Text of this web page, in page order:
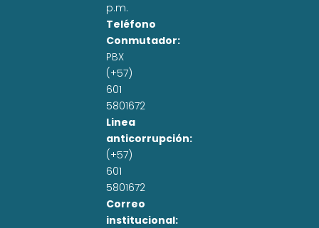
p.m.
Teléfono
Conmutador:
PBX
(+57)
601
5801672
Linea
anticorrupción:
(+57)
601
5801672
Correo
institucional: